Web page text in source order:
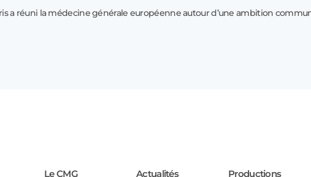
a réuni la médecine générale européenne autour d’une ambition
Le CMG Actualités Productions